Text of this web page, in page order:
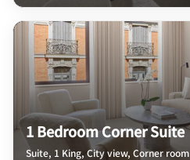
1 Bedroom Corner Suite
Suite, 1 King, City view, Corner room